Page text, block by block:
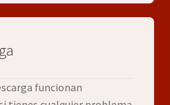
funcionan